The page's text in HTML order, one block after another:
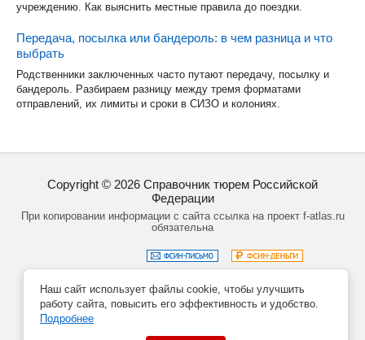
учреждению. Как выяснить местные правила до поездки.
Передача, посылка или бандероль: в чем разница и что
выбрать
Родственники заключенных часто путают передачу, посылку и
бандероль. Разбираем разницу между тремя форматами
отправлений, их лимиты и сроки в СИЗО и колониях.
Copyright © 2026 Справочник тюрем Российской
Федерации
При копировании информации с сайта ссылка на проект f-atlas.ru
обязательна
Задать вопрос Политика обработки данных
Наш сайт использует файлы cookie, чтобы улучшить
работу сайта, повысить его эффективность и удобство.
Подробнее